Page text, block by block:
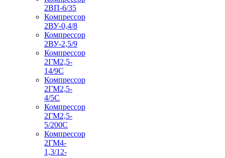
2ВП-6/35
Компрессор
2ВУ-0,4/8
Компрессор
2ВУ-2,5/9
Компрессор
2ГМ2,5-
14/9С
Компрессор
2ГМ2,5-
4/5С
Компрессор
2ГМ2,5-
5/200С
Компрессор
2ГМ4-
1,3/12-